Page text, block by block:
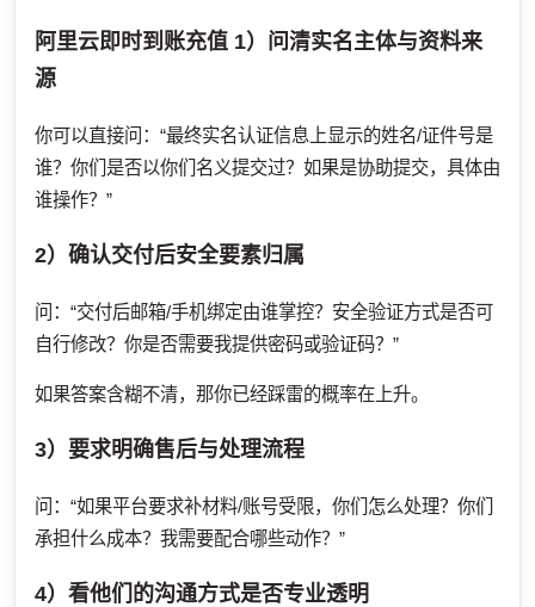
阿里云即时到账充值 1）问清实名主体与资料来
源
你可以直接问：“最终实名认证信息上显示的姓名/证件号是
谁？你们是否以你们名义提交过？如果是协助提交，具体由
谁操作？”
2）确认交付后安全要素归属
问：“交付后邮箱/手机绑定由谁掌控？安全验证方式是否可
自行修改？你是否需要我提供密码或验证码？”
如果答案含糊不清，那你已经踩雷的概率在上升。
3）要求明确售后与处理流程
问：“如果平台要求补材料/账号受限，你们怎么处理？你们
承担什么成本？我需要配合哪些动作？”
4）看他们的沟通方式是否专业透明